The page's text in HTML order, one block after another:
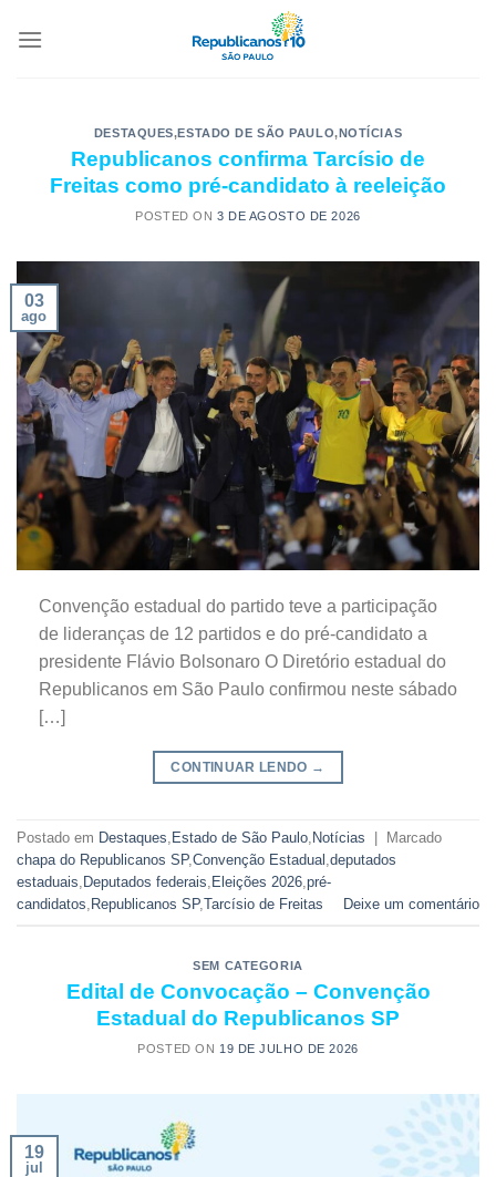
DESTAQUES,ESTADO DE SÃO PAULO,NOTÍCIAS
Republicanos confirma Tarcísio de
Freitas como pré-candidato à reeleição
POSTED ON 3 DE AGOSTO DE 2026
03
ago
Convenção estadual do partido teve a participação
de lideranças de 12 partidos e do pré-candidato a
presidente Flávio Bolsonaro O Diretório estadual do
Republicanos em São Paulo confirmou neste sábado
[…]
CONTINUAR LENDO →
Postado em Destaques, Estado de São Paulo, Notícias
Marcado
chapa do Republicanos SP,Convenção Estadual ,deputados
estaduais, Deputados federais, Eleições 2026,pré-
candidatos, Republicanos SP,Tarcísio de Freitas Deixe um comentário
SEM CATEGORIA
Edital de Convocação – Convenção
Estadual do Republicanos SP
POSTED ON 19 DE JULHO DE 2026
19
jul